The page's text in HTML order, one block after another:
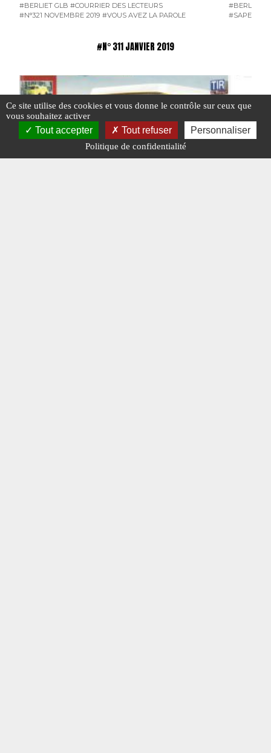
#BERLIET GLB #COURRIER DES LECTEURS
#N°321 NOVEMBRE 2019 #VOUS AVEZ LA PAROLE
#BERLIET
#SAPEURS-
#N° 311 JANVIER 2019
Ce site utilise des cookies et vous donne le contrôle sur ceux que
vous souhaitez activer
Tout accepter Tout refuser Personnaliser
Politique de confidentialité